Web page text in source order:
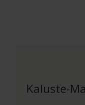
Kaluste-